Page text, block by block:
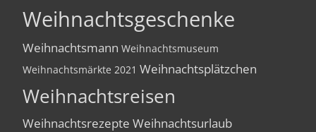
Weihnachtsgeschenke
Weihnachtsmann Weihnachtsmuseum
Weihnachtsmärkte 2021 Weihnachtsplätzchen
Weihnachtsreisen
Weihnachtsrezepte Weihnachtsurlaub